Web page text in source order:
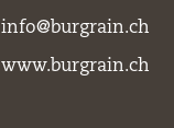
info@burgrain.ch
www.burgrain.ch